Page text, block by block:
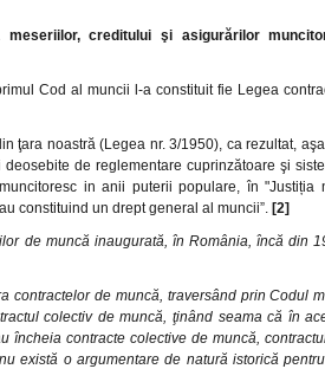
creditului şi asigurărilor
Cod al muncii l-a constituit fie Legea
ţara noastră (Legea nr. 3/1950), ca rezultat,
de reglementare cuprinzătoare şi
in anii puterii populare, în "Justiția
constituind un drept general al muncii”. [2]
de muncă inaugurată, în România, încă din
contractelor de muncă, traversând prin Codul
colectiv de muncă, ţinând seama că în
încheia contracte colective de muncă,
există o argumentare de natură istorică